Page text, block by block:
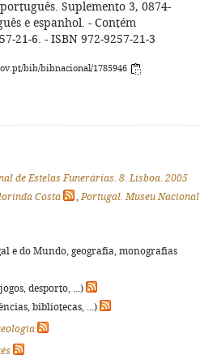
Suplemento 3, 0874-
e espanhol. - Contém
21-6. - ISBN 972-9257-21-3
bib/bibnacional/1785946
de Estelas Funerárias. 8. Lisboa. 2005
Costa ,Portugal. Museu Nacional
e do Mundo, geografia, monografias
desporto, ...)
bibliotecas, ...)